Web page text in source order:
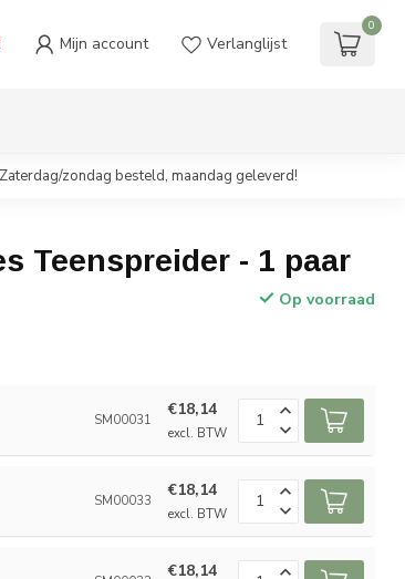
Mijn account Verlanglijst
0
Zaterdag/zondag besteld, maandag geleverd!
Teenspreider - 1 paar
Op voorraad
SM00031
€18,14
excl. BTW
SM00033
€18,14
excl. BTW
€18,14